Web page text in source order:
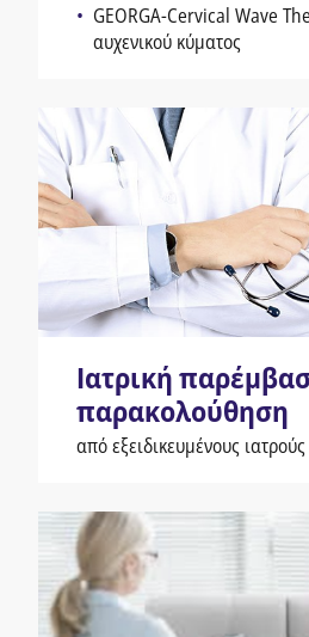
GEORGA-Cervical Wave
αυχενικού κύματος
Ιατρική
παρακολούθηση
από εξειδικευμένους ιατρούς